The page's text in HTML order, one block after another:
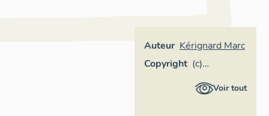
Auteur Kérignard Marc
Copyright (c)
InventaireVoir tout